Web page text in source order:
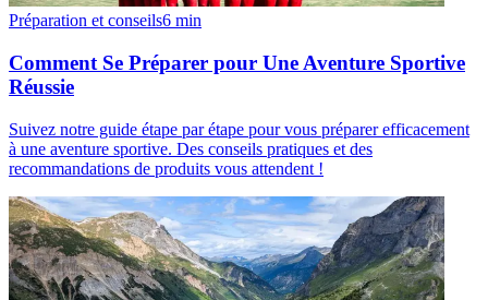
Préparation et conseils6 min
Comment Se Préparer pour Une Aventure Sportive
Réussie
Suivez notre guide étape par étape pour vous préparer efficacement
à une aventure sportive. Des conseils pratiques et des
recommandations de produits vous attendent !